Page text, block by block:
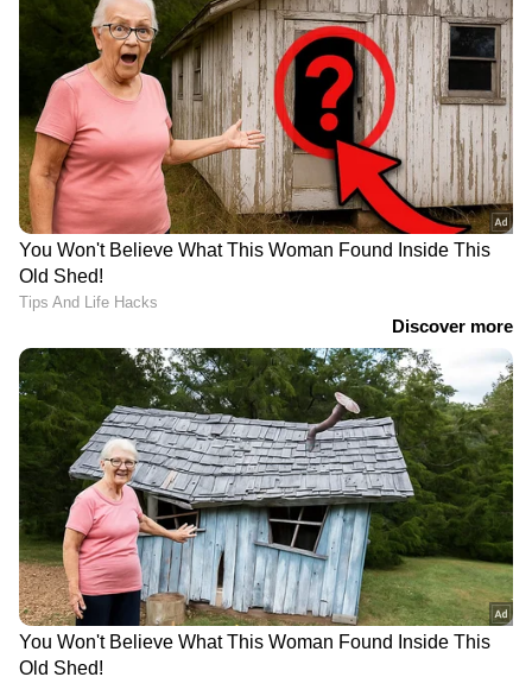
Related Articles
കാമുകൻ തടവിലാക്കി, 911 -ലേക്ക് വിളിച്ചിട്ട്
കിട്ടിയില്ല, പിസാ ഓർഡർ വഴി പോലീസിന്
സന്ദേശമയച്ച് യുവതി. ഒടുവിൽ മോചനം!
'ഇത് അടിമത്തം'; ഇന്ത്യൻ കമ്പനികളുടെ
'ജിപിഎസ് ട്രാക്കിംഗ് വർക്ക് ഫ്രം ഹോം'
രീതിക്കെതിരെ രൂക്ഷ വിമ‍ർശനം
കാമുകൻ തടവിലാക്കി, 911
-ലേക്ക് വിളിച്ചിട്ട് കിട്ടിയില്ല,
പിസാ ഓർഡർ വഴി
പോലീസിന് സന്ദേശമയച്ച്
യുവതി. ഒടുവിൽ മോചനം!
ജാ​ഗ്രത വേണം,
അമിതവ്യായാമം
അത്യാപത്തായേക്കും, 23
-കാരന് സംഭവിച്ചത്...
LATEST VIDEOS
ഫരീദാബാദില്‍ സ്‌കൂള്‍